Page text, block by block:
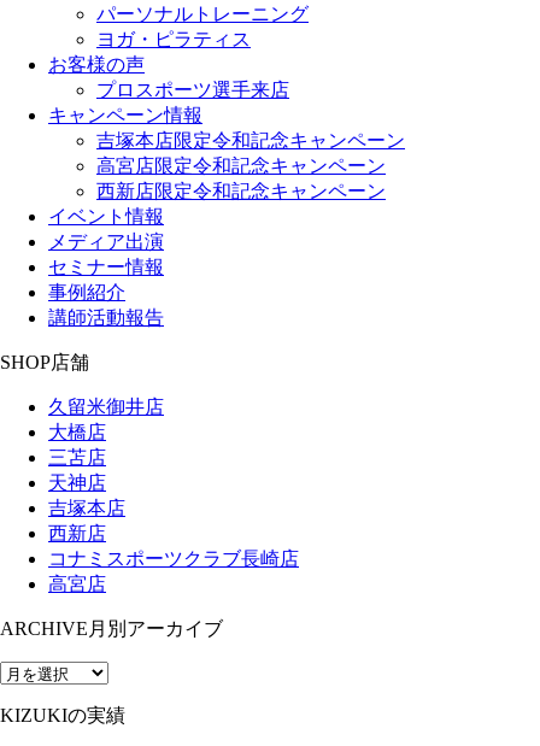
パーソナルトレーニング
ヨガ・ピラティス
お客様の声
プロスポーツ選手来店
キャンペーン情報
吉塚本店限定令和記念キャンペーン
高宮店限定令和記念キャンペーン
西新店限定令和記念キャンペーン
イベント情報
メディア出演
セミナー情報
事例紹介
講師活動報告
SHOP店舗
久留米御井店
大橋店
三苫店
天神店
吉塚本店
西新店
コナミスポーツクラブ長崎店
高宮店
ARCHIVE 月別アーカイブ
KIZUKIの実績